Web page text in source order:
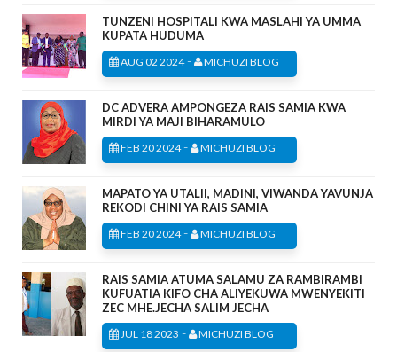
TUNZENI HOSPITALI KWA MASLAHI YA UMMA
KUPATA HUDUMA
AUG 02 2024- MICHUZI BLOG
DC ADVERA AMPONGEZA RAIS SAMIA KWA
MIRDI YA MAJI BIHARAMULO
FEB 20 2024- MICHUZI BLOG
MAPATO YA UTALII, MADINI, VIWANDA YAVUNJA
REKODI CHINI YA RAIS SAMIA
FEB 20 2024- MICHUZI BLOG
RAIS SAMIA ATUMA SALAMU ZA RAMBIRAMBI
KUFUATIA KIFO CHA ALIYEKUWA MWENYEKITI
ZEC MHE.JECHA SALIM JECHA
JUL 18 2023 - MICHUZI BLOG